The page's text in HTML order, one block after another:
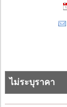
ไม่ระบุราคา